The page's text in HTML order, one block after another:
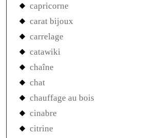
capricorne
carat bijoux
carrelage
catawiki
chaîne
chat
chauffage au bois
cinabre
citrine